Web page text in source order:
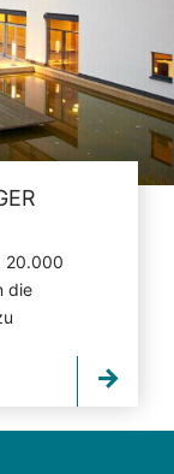
20.000
die